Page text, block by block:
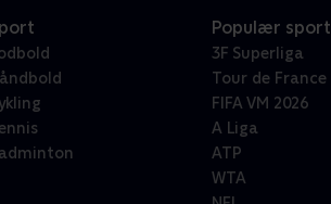
Populær sport
3F Superliga
Tour de France
FIFA VM 2026
A Liga
ATP
WTA